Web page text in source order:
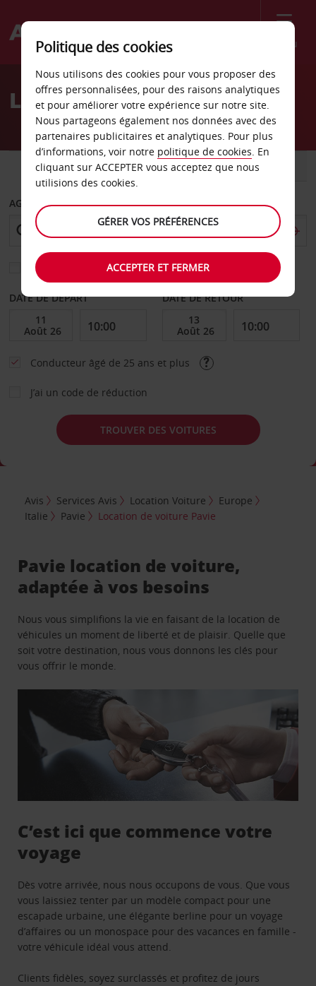
Menu
Welcome
AvisLocation de voiture Pavie
VOITURE UTILITAIRE
AGENCE DE DÉPART
Sélectionnez une autre agence de retour
DATE DE DÉPART DATE DE RETOUR
Conducteur âgé de 25 ans et plus
J’ai un code de réduction
TROUVER DES VOITURES
Avis Services Avis Location Voiture
Europe
Italie
Pavie Location de voiture Pavie
Pavie location de voiture,
adaptée à vos besoins
Nous vous simplifions la vie en faisant de la location de
véhicules un moment de liberté et de plaisir. Quelle que
soit votre destination, nous vous donnons les clés pour
vous offrir le monde.
C’est ici que commence votre
voyage
Dès votre arrivée, nous nous occupons de vous. Que vous
vous laissiez tenter par un modèle compact pour une
escapade urbaine, une élégante berline pour un voyage
d’affaires ou un monospace pour des vacances en famille -
votre véhicule idéal vous attend.
Clients fidèles, soyez surclassés et profitez de jours
Politique des cookies
Nous utilisons des cookies pour vous proposer des
offres personnalisées, pour des raisons analytiques
et pour améliorer votre expérience sur notre site.
Nous partageons également nos données avec des
partenaires publicitaires et analytiques. Pour plus
d’informations, voir notre politique de cookies. En
cliquant sur ACCEPTER vous acceptez que nous
utilisions des cookies.
GÉRER VOS PRÉFÉRENCES
ACCEPTER ET FERMER